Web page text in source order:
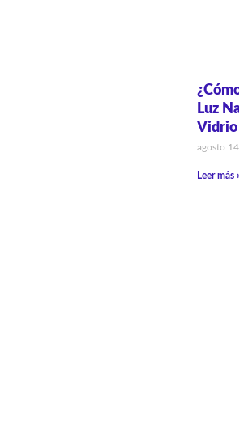
Luz
Vidrio
agosto
Leer más